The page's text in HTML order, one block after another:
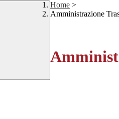
Home >
Amministrazione